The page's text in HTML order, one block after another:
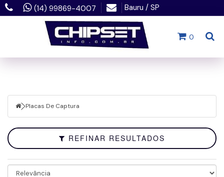
(14) 99869-4007 Bauru / SP
0
Placas De Captura
REFINAR RESULTADOS
Captura
de